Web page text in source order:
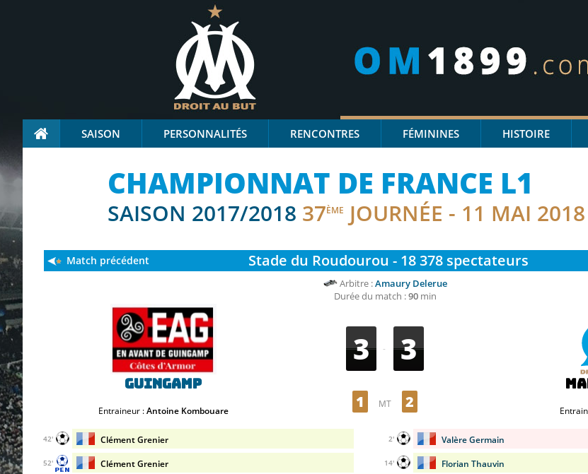
SAISON PERSONNALITÉS RENCONTRES FÉMININES HISTOIRE
CHAMPIONNAT DE FRANCE L1
SAISON 2017/2018 37ÈME JOURNÉE - 11 MAI 2018
Stade du Roudourou - 18 378 spectateurs
Match précédent
Arbitre :Amaury Delerue
Durée du match :90min
Guingamp
Entraineur :Antoine Kombouare
3 - 3
1 MT 2
Clément Grenier
42'
Clément Grenier
52'
Valère Germain
2'
Florian Thauvin
14'